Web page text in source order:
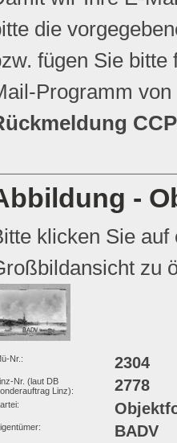
die
fügen Sie
Programm
-
klicken Sie
zu
Nr.: 2304
Nr. (laut DB
Linz):
2778
BADV